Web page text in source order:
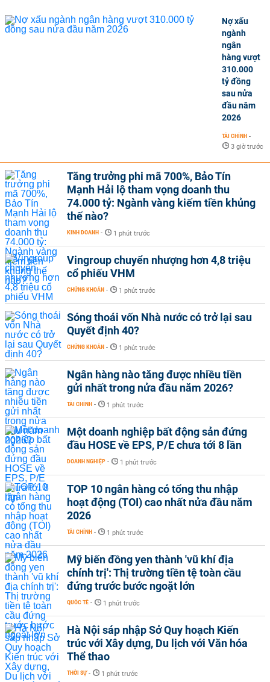
Nợ xấu
ngành
ngân
hàng vượt
310.000
tỷ đồng
sau nửa
đầu năm
2026
TÀI CHÍNH -
3 giờ trước
Tăng trưởng phi mã 700%, Bảo Tín
Mạnh Hải lộ tham vọng doanh thu
74.000 tỷ: Ngành vàng kiếm tiền khủng
thế nào?
KINH DOANH - 1 phút trước
Vingroup chuyển nhượng hơn 4,8 triệu
cổ phiếu VHM
CHỨNG KHOÁN - 1 phút trước
Sóng thoái vốn Nhà nước có trở lại sau
Quyết định 40?
CHỨNG KHOÁN - 1 phút trước
Ngân hàng nào tăng được nhiều tiền
gửi nhất trong nửa đầu năm 2026?
TÀI CHÍNH - 1 phút trước
Một doanh nghiệp bất động sản đứng
đầu HOSE về EPS, P/E chưa tới 8 lần
DOANH NGHIỆP - 1 phút trước
TOP 10 ngân hàng có tổng thu nhập
hoạt động (TOI) cao nhất nửa đầu năm
2026
TÀI CHÍNH - 1 phút trước
Mỹ biến đồng yen thành 'vũ khí địa
chính trị': Thị trường tiền tệ toàn cầu
đứng trước bước ngoặt lớn
QUỐC TẾ - 1 phút trước
Hà Nội sáp nhập Sở Quy hoạch Kiến
trúc với Xây dựng, Du lịch với Văn hóa
Thể thao
THỜI SỰ - 1 phút trước